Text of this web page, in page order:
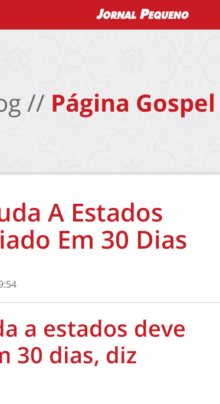
// Página Gospel
A Estados
Em 30 Dias
a estados deve
30 dias, diz